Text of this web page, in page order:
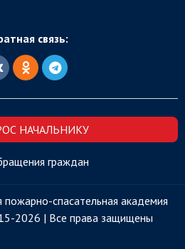
связь:
НАЧАЛЬНИКУ
граждан
спасательная академия
2026 | Все права защищены